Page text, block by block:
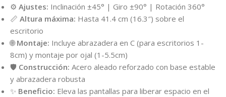
⚙️ Ajustes: Inclinación ±45° | Giro ±90° | Rotación 360°
📏 Altura máxima: Hasta 41.4 cm (16.3″) sobre el
escritorio
🌐Montaje: Incluye abrazadera en C (para escritorios 1-
8cm) y montaje por ojal (1-5.5cm)
🛡️ Construcción: Acero aleado reforzado con base estable
y abrazadera robusta
✨ Beneficio: Eleva las pantallas para liberar espacio en el